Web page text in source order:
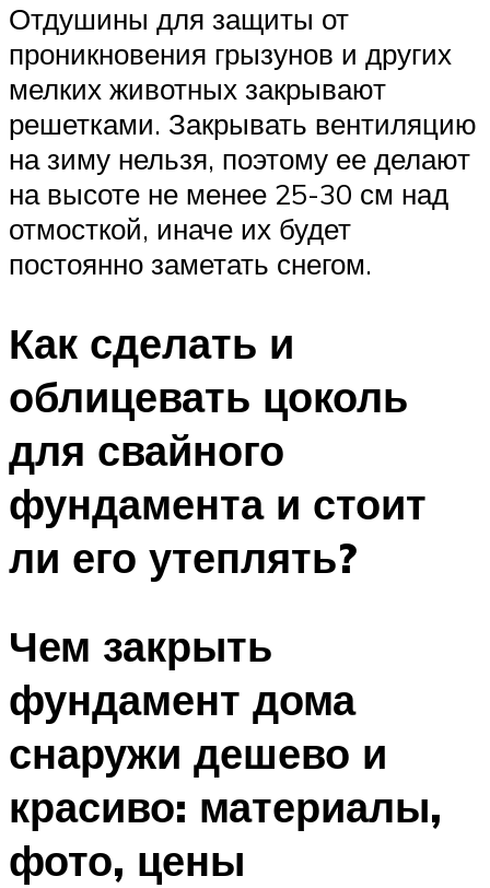
Отдушины для защиты от
проникновения грызунов и других
мелких животных закрывают
решетками. Закрывать вентиляцию
на зиму нельзя, поэтому ее делают
на высоте не менее 25-30 см над
отмосткой, иначе их будет
постоянно заметать снегом.
Как сделать и
облицевать цоколь
для свайного
фундамента и стоит
ли его утеплять?
Чем закрыть
фундамент дома
снаружи дешево и
красиво: материалы,
фото, цены